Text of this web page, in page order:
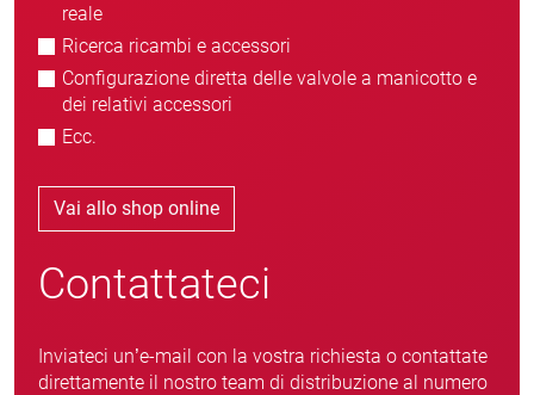
reale
Ricerca ricambi e accessori
Configurazione diretta delle valvole a manicotto e
dei relativi accessori
Ecc.
Vai allo shop online
Contattateci
Inviateci un’e-mail con la vostra richiesta o contattate
direttamente il nostro team di distribuzione al numero